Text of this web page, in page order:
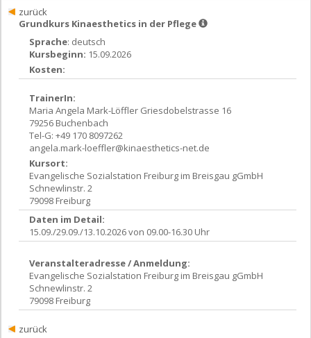
zurück
Grundkurs Kinaesthetics in der Pflege
Sprache: deutsch
Kursbeginn: 15.09.2026
Kosten:
TrainerIn:
Maria Angela Mark-Löffler Griesdobelstrasse 16
79256 Buchenbach
Tel-G: +49 170 8097262
angela.mark-loeffler@kinaesthetics-net.de
Kursort:
Evangelische Sozialstation Freiburg im Breisgau gGmbH
Schnewlinstr. 2
79098 Freiburg
Daten im Detail:
15.09./29.09./13.10.2026 von 09.00-16.30 Uhr
Veranstalteradresse / Anmeldung:
Evangelische Sozialstation Freiburg im Breisgau gGmbH
Schnewlinstr. 2
79098 Freiburg
zurück